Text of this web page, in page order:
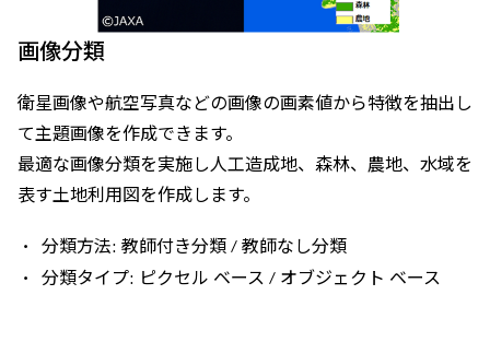
画像分類
衛星画像や航空写真などの画像の画素値から特徴を抽出し
て主題画像を作成できます。
最適な画像分類を実施し人工造成地、森林、農地、水域を
表す土地利用図を作成します。
分類方法: 教師付き分類 / 教師なし分類
分類タイプ: ピクセル ベース / オブジェクト ベース